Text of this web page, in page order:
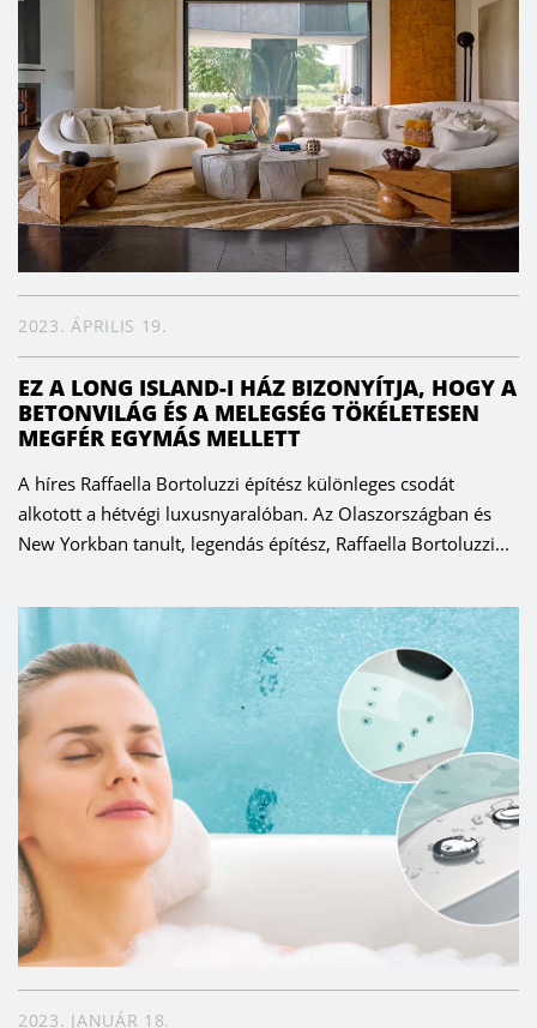
2023. ÁPRILIS 19.
EZ A LONG ISLAND-I HÁZ BIZONYÍTJA, HOGY A
BETONVILÁG ÉS A MELEGSÉG TÖKÉLETESEN
MEGFÉR EGYMÁS MELLETT
A híres Raffaella Bortoluzzi építész különleges csodát
alkotott a hétvégi luxusnyaralóban. Az Olaszországban és
New Yorkban tanult, legendás építész, Raffaella Bortoluzzi...
2023. JANUÁR 18.